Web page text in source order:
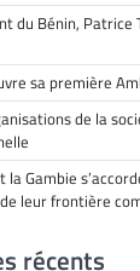
du Bénin,
sa première
de la
la Gambie
leur frontière
récents